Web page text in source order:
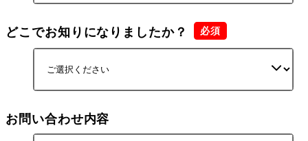
どこでお知りになりましたか？
お問い合わせ内容